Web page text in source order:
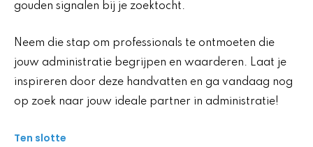
gouden signalen bij je zoektocht.
Neem die stap om professionals te ontmoeten die
jouw administratie begrijpen en waarderen. Laat je
inspireren door deze handvatten en ga vandaag nog
op zoek naar jouw ideale partner in administratie!
Ten slotte